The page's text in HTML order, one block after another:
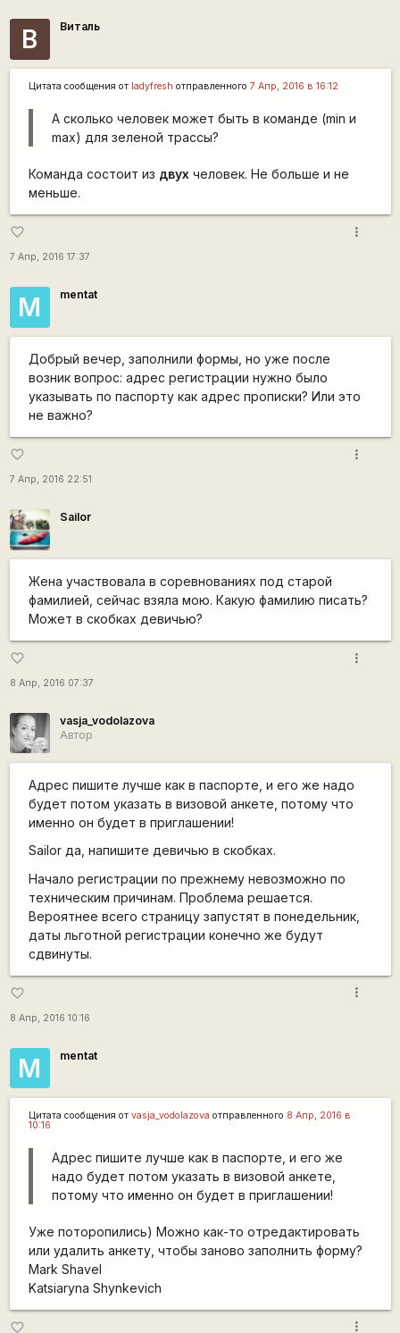
В Виталь
Цитата сообщения от ladyfresh отправленного 7 Апр, 2016 в 16:12
А сколько человек может быть в команде (min и
max) для зеленой трассы?
Команда состоит из двух человек. Не больше и не
меньше.
favorite_border
7 Апр, 2016 17:37
more_vert
M mentat
Добрый вечер, заполнили формы, но уже после
возник вопрос: адрес регистрации нужно было
указывать по паспорту как адрес прописки? Или это
не важно?
favorite_border
7 Апр, 2016 22:51
more_vert
Sailor
Жена участвовала в соревнованиях под старой
фамилией, сейчас взяла мою. Какую фамилию писать?
Может в скобках девичью?
favorite_border
8 Апр, 2016 07:37
more_vert
vasja_vodolazova
Автор
Адрес пишите лучше как в паспорте, и его же надо
будет потом указать в визовой анкете, потому что
именно он будет в приглашении!
Sailor да, напишите девичью в скобках.
Начало регистрации по прежнему невозможно по
техническим причинам. Проблема решается.
Вероятнее всего страницу запустят в понедельник,
даты льготной регистрации конечно же будут
сдвинуты.
favorite_border
8 Апр, 2016 10:16
more_vert
M mentat
Цитата сообщения от vasja_vodolazova отправленного 8 Апр, 2016 в
10:16
Адрес пишите лучше как в паспорте, и его же
надо будет потом указать в визовой анкете,
потому что именно он будет в приглашении!
Уже поторопились) Можно как-то отредактировать
или удалить анкету, чтобы заново заполнить форму?
Mark Shavel
Katsiaryna Shynkevich
favorite_border more_vert